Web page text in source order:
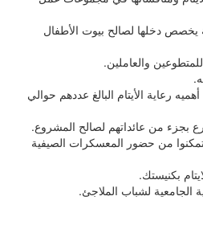
دخلها لصالح بيوت الأطفال
والعاملين.
رعاية الأيتام البالغ عددهم حوالي
بجزء من عائداتهم لصالح المشروع.
من حضور المعسكرات الصيفية
بكنيستك.
الجامعية لشباب الملاجئ.